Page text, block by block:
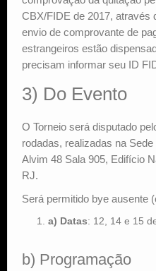
CBX/FIDE de 2017, através
envio de comprovante de
estrangeiros estão
precisam informar seu ID
3) Do Evento
O Torneio será disputado
rodadas, realizadas na
Alvim 48 Sala 905, Edifício
RJ.
Será permitido bye ausente
a) Datas: 12, 14 e 15
b) Programação